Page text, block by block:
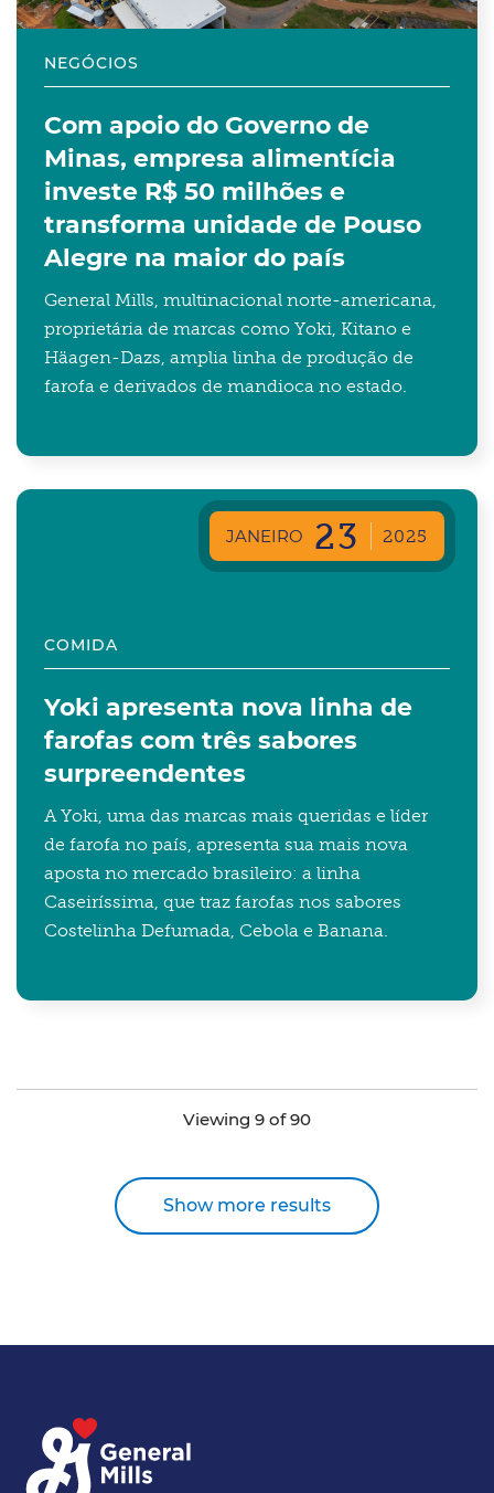
NEGÓCIOS
Com apoio do Governo de
Minas, empresa alimentícia
investe R$ 50 milhões e
transforma unidade de Pouso
Alegre na maior do país
General Mills, multinacional norte-americana,
proprietária de marcas como Yoki, Kitano e
Häagen-Dazs, amplia linha de produção de
farofa e derivados de mandioca no estado.
JANEIRO 23 2025
COMIDA
Yoki apresenta nova linha de
farofas com três sabores
surpreendentes
A Yoki, uma das marcas mais queridas e líder
de farofa no país, apresenta sua mais nova
aposta no mercado brasileiro: a linha
Caseiríssima, que traz farofas nos sabores
Costelinha Defumada, Cebola e Banana.
Viewing 9 of 90
Show more results